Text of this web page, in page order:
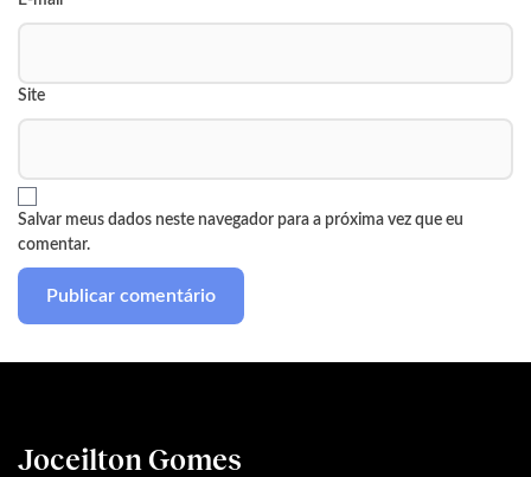
Site
Salvar meus dados neste navegador para a próxima vez que eu
comentar.
Joceilton Gomes